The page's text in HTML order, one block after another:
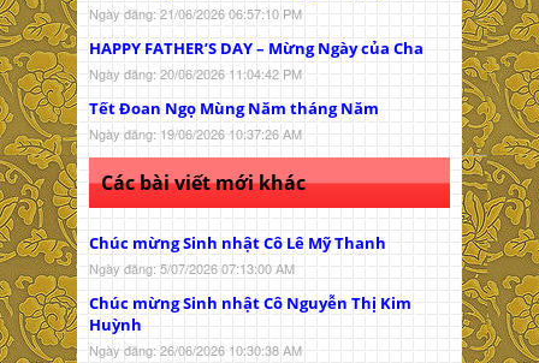
Ngày đăng: 21/06/2026 06:57:10 PM
HAPPY FATHER’S DAY – Mừng Ngày của Cha
Ngày đăng: 20/06/2026 11:04:42 PM
Tết Đoan Ngọ Mùng Năm tháng Năm
Ngày đăng: 19/06/2026 10:37:26 AM
Các bài viết mới khác
Chúc mừng Sinh nhật Cô Lê Mỹ Thanh
Ngày đăng: 5/07/2026 07:13:00 AM
Chúc mừng Sinh nhật Cô Nguyễn Thị Kim
Huỳnh
Ngày đăng: 26/06/2026 10:30:38 AM